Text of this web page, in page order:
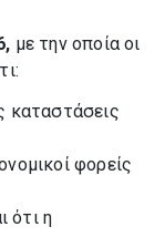
με την οποία οι
καταστάσεις
φορείς
ότι η